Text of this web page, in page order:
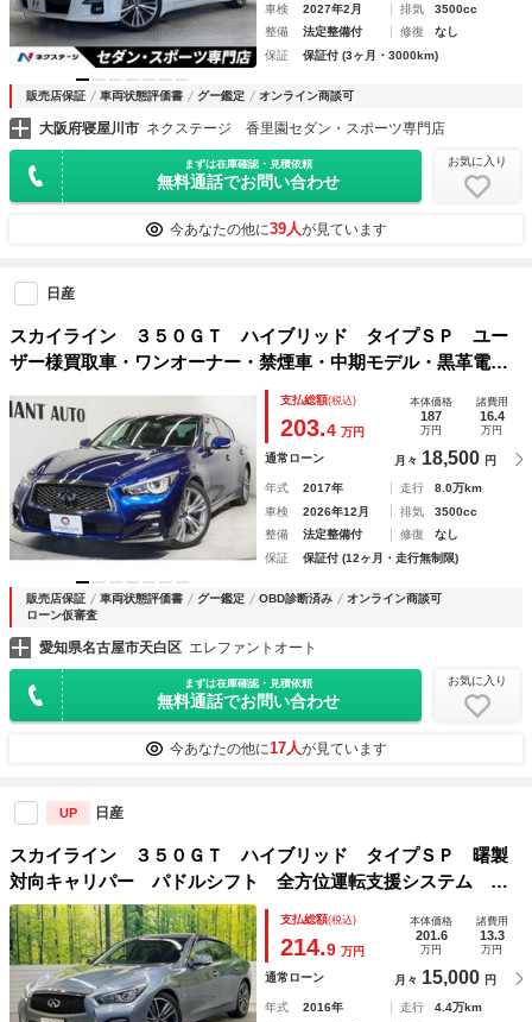
車検
2027年2月 排気
3500cc
整備
法定整備付 修復
なし
保証
保証付 (3ヶ月・3000km)
販売店保証 車両状態評価書 グー鑑定 オンライン商談可
大阪府寝屋川市 ネクステージ 香里園セダン・スポーツ専門店
まずは在庫確認・見積依頼
無料通話でお問い合わせ
お気に入り
今あなたの他に39人が見ています
日産
スカイライン ３５０ＧＴ ハイブリッド タイプＳＰ ユー
ザー様買取車・ワンオーナー・禁煙車・中期モデル・黒革電動
シート・全方位モニター・純正ナビ・純正１９インチアルミホ
イール・レーダークルーズ・地デジ・Ｂｌｕｅｔｏｏｔｈ・３
６０度ドラレコ・対向ブレーキ
支払総額(税込)
203.4 万円
本体価格
187
万円
諸費用
16.4
万円
通常ローン 月々 18,500 円
年式 2017年 走行
8.0万km
車検
2026年12月 排気
3500cc
整備
法定整備付 修復
なし
保証
保証付 (12ヶ月・走行無制限)
販売店保証 車両状態評価書 グー鑑定 OBD診断済み
オンライン商談可
ローン仮審査
愛知県名古屋市天白区 エレファントオート
まずは在庫確認・見積依頼
無料通話でお問い合わせ
お気に入り
今あなたの他に17人が見ています
UP 日産
スカイライン ３５０ＧＴ ハイブリッド タイプＳＰ 曙製
対向キャリパー パドルシフト 全方位運転支援システム 純
正１９インチアルミホイール 禁煙車 ＬＥＤヘッドライト
メーカー８型ＳＤナビ ＥＴＣ フルセグ Ｂｌｕｅｔｏｏｔ
ｈ スマートキー
支払総額(税込)
214.9 万円
本体価格
201.6
万円
諸費用
13.3
万円
通常ローン 月々 15,000 円
年式 2016年 走行
4.4万km